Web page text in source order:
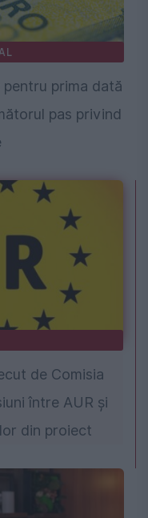
prima dată
pas privind
de Comisia
între AUR și
din proiect